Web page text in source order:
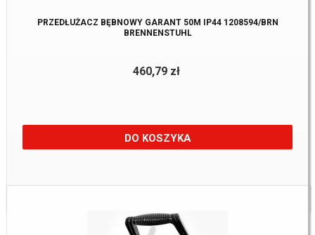
PRZEDŁUŻACZ BĘBNOWY GARANT 50M IP44 1208594/BRN
BRENNENSTUHL
460,79 zł
DO KOSZYKA
Dostępne:1 szt